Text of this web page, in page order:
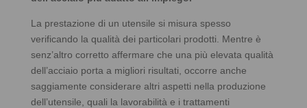
La prestazione di un utensile si misura spesso
verificando la qualità dei particolari prodotti. Mentre è
senz’altro corretto affermare che una più elevata qualità
dell’acciaio porta a migliori risultati, occorre anche
saggiamente considerare altri aspetti nella produzione
dell’utensile, quali la lavorabilità e i trattamenti